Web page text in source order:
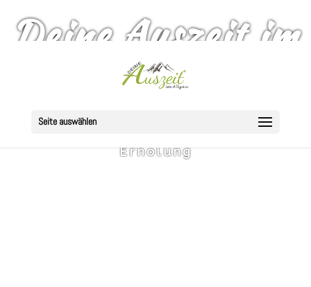
Seite auswählen
Deine Auszeit im
Allgäu
Erholung